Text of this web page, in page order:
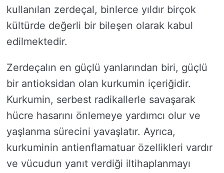
kullanılan zerdeçal, binlerce yıldır birçok
kültürde değerli bir bileşen olarak kabul
edilmektedir.
Zerdeçalın en güçlü yanlarından biri, güçlü
bir antioksidan olan kurkumin içeriğidir.
Kurkumin, serbest radikallerle savaşarak
hücre hasarını önlemeye yardımcı olur ve
yaşlanma sürecini yavaşlatır. Ayrıca,
kurkuminin antienflamatuar özellikleri vardır
ve vücudun yanıt verdiği iltihaplanmayı